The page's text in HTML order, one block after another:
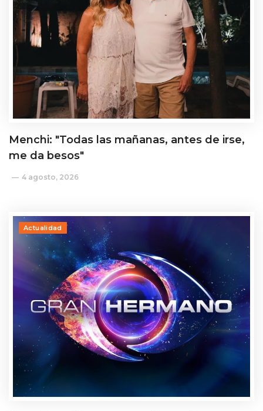
Menchi: "Todas las mañanas, antes de irse,
me da besos"
4 agosto, 2026
Actualidad